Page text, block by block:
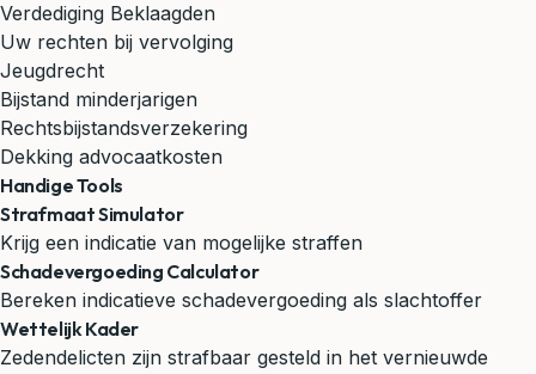
Verdediging Beklaagden
Uw rechten bij vervolging
Jeugdrecht
Bijstand minderjarigen
Rechtsbijstandsverzekering
Dekking advocaatkosten
Handige Tools
Strafmaat Simulator
Krijg een indicatie van mogelijke straffen
Schadevergoeding Calculator
Bereken indicatieve schadevergoeding als slachtoffer
Wettelijk Kader
Zedendelicten zijn strafbaar gesteld in het vernieuwde